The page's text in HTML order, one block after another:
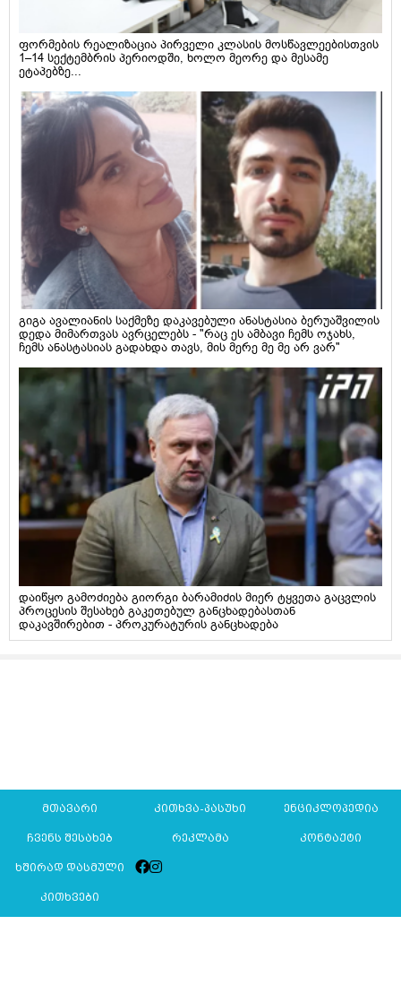
ფორმების რეალიზაცია პირველი კლასის მოსწავლეებისთვის
1–14 სექტემბრის პერიოდში, ხოლო მეორე და მესამე
ეტაპებზე...
გიგა ავალიანის საქმეზე დაკავებული ანასტასია ბერუაშვილის
დედა მიმართვას ავრცელებს - "რაც ეს ამბავი ჩემს ოჯახს,
ჩემს ანასტასიას გადახდა თავს, მის მერე მე მე არ ვარ"
დაიწყო გამოძიება გიორგი ბარამიძის მიერ ტყვეთა გაცვლის
პროცესის შესახებ გაკეთებულ განცხადებასთან
დაკავშირებით - პროკურატურის განცხადება
მთავარი კითხვა-პასუხი ენციკლოპედია
ჩვენს შესახებ რეკლამა კონტაქტი
ხშირად დასმული
კითხვები